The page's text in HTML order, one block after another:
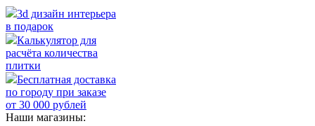
3d дизайн интерьера
в подарок
Калькулятор для
расчёта количества
плитки
Бесплатная доставка
по городу при заказе
от 30 000 рублей
Наши магазины: